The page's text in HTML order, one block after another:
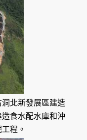
北新發展區建造
食水配水庫和沖
程。